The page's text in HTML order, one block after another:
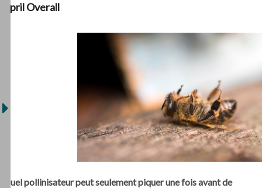
April Overall
Quel pollinisateur peut seulement piquer une fois avant de